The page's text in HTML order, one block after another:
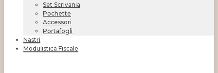
Set Scrivania
Pochette
Accessori
Portafogli
Nastri
Modulistica Fiscale